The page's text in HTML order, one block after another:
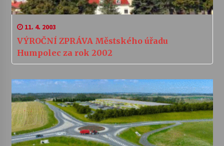
11. 4. 2003
VÝROČNÍ ZPRÁVA Městského úřadu
Humpolec za rok 2002